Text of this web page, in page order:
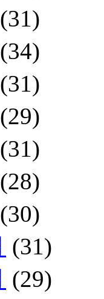
(31)
(34)
(31)
(29)
(31)
(28)
(30)
(31)
(29)